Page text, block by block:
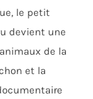
le petit
devient une
de la
et la